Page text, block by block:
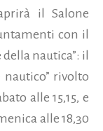
il Salone
con il
nautica”: il
rivolto
alle 15,15, e
alle 18,30